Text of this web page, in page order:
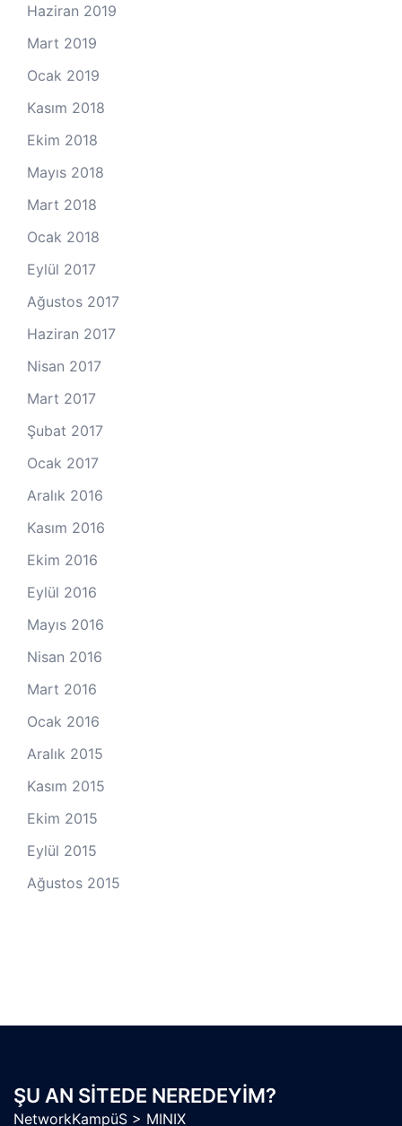
Haziran 2019
Mart 2019
Ocak 2019
Kasım 2018
Ekim 2018
Mayıs 2018
Mart 2018
Ocak 2018
Eylül 2017
Ağustos 2017
Haziran 2017
Nisan 2017
Mart 2017
Şubat 2017
Ocak 2017
Aralık 2016
Kasım 2016
Ekim 2016
Eylül 2016
Mayıs 2016
Nisan 2016
Mart 2016
Ocak 2016
Aralık 2015
Kasım 2015
Ekim 2015
Eylül 2015
Ağustos 2015
ŞU AN SITEDE NEREDEYIM?
NetworkKampüS > MINIX